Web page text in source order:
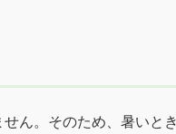
ん。そのため、暑いと